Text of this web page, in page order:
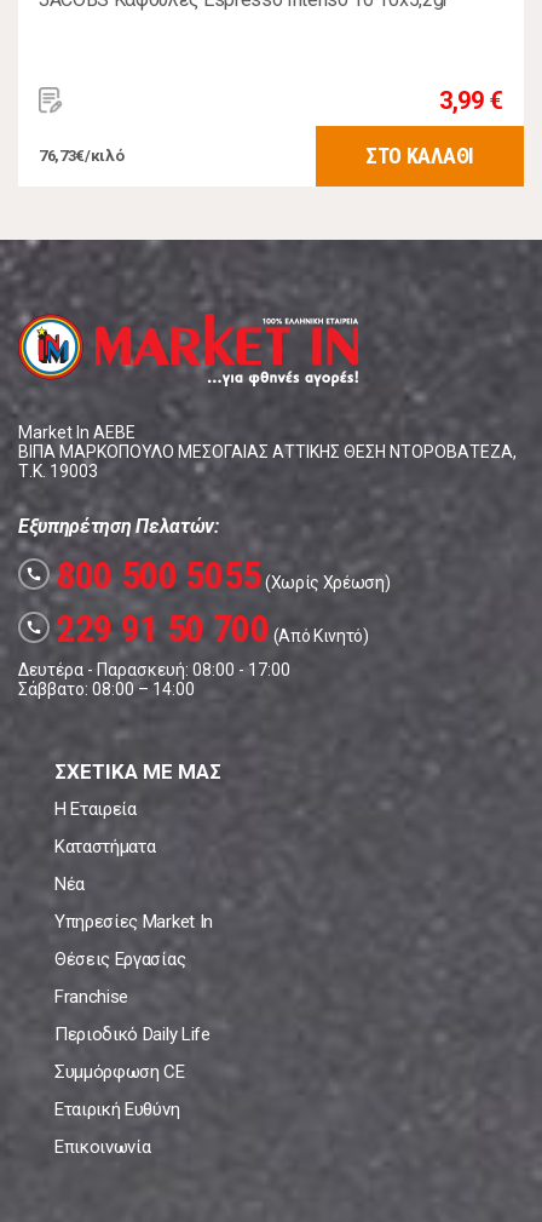
3,99 €
76,73€/κιλό ΣΤΟ ΚΑΛΑΘΙ
Market In ΑΕΒΕ
ΒΙΠΑ ΜΑΡΚΟΠΟΥΛΟ ΜΕΣΟΓΑΙΑΣ ΑΤΤΙΚΗΣ ΘΕΣΗ ΝΤΟΡΟΒΑΤΕΖΑ,
Τ.Κ. 19003
Εξυπηρέτηση Πελατών:
call 800 500 5055(Χωρίς Χρέωση)
call 229 91 50 700 (Από Κινητό)
Δευτέρα - Παρασκευή: 08:00 - 17:00
Σάββατο: 08:00 – 14:00
ΣΧΕΤΙΚΑ ΜΕ ΜΑΣ
Η Εταιρεία
Καταστήματα
Νέα
Υπηρεσίες Market In
Θέσεις Εργασίας
Franchise
Περιοδικό Daily Life
Συμμόρφωση CE
Εταιρική Ευθύνη
Επικοινωνία